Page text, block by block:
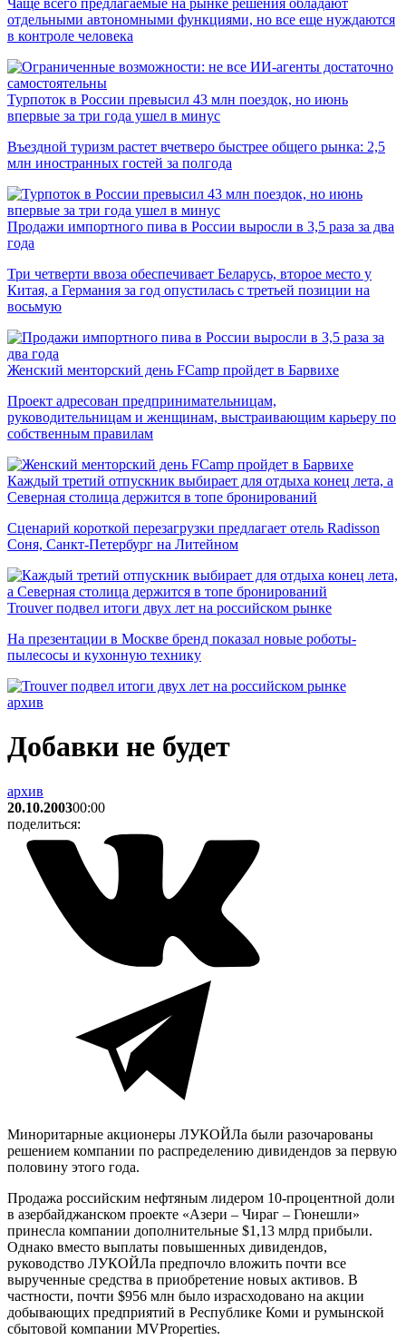
Чаще всего предлагаемые на рынке решения обладают
отдельными автономными функциями, но все еще нуждаются
в контроле человека
Турпоток в России превысил 43 млн поездок, но июнь
впервые за три года ушел в минус
Въездной туризм растет вчетверо быстрее общего рынка: 2,5
млн иностранных гостей за полгода
Продажи импортного пива в России выросли в 3,5 раза за два
года
Три четверти ввоза обеспечивает Беларусь, второе место у
Китая, а Германия за год опустилась с третьей позиции на
восьмую
Женский менторский день FCamp пройдет в Барвихе
Проект адресован предпринимательницам,
руководительницам и женщинам, выстраивающим карьеру по
собственным правилам
Каждый третий отпускник выбирает для отдыха конец лета, а
Северная столица держится в топе бронирований
Сценарий короткой перезагрузки предлагает отель Radisson
Соня, Санкт-Петербург на Литейном
Trouver подвел итоги двух лет на российском рынке
На презентации в Москве бренд показал новые роботы-
пылесосы и кухонную технику
архив
Добавки не будет
архив
20.10.200300:00
поделиться:
Миноритарные акционеры ЛУКОЙЛа были разочарованы
решением компании по распределению дивидендов за первую
половину этого года.
Продажа российским нефтяным лидером 10-процентной доли
в азербайджанском проекте «Азери – Чираг – Гюнешли»
принесла компании дополнительные $1,13 млрд прибыли.
Однако вместо выплаты повышенных дивидендов,
руководство ЛУКОЙЛа предпочло вложить почти все
вырученные средства в приобретение новых активов. В
частности, почти $956 млн было израсходовано на акции
добывающих предприятий в Республике Коми и румынской
сбытовой компании MVProperties.